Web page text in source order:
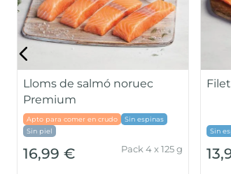
Cors de lluç del Cap MSC
Sin espinas
7,49 € Pack 480 g
Sin